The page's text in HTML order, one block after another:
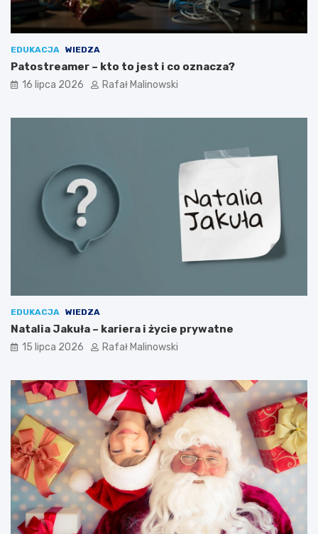
EDUKACJA WIEDZA
Patostreamer – kto to jest i co oznacza?
16 lipca 2026 Rafał Malinowski
EDUKACJA WIEDZA
Natalia Jakuła – kariera i życie prywatne
15 lipca 2026 Rafał Malinowski